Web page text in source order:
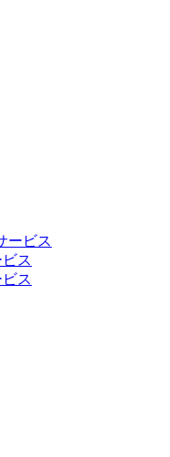
ービス
ス
ス